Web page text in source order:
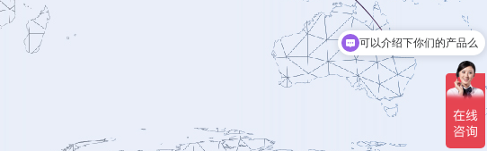
可以介绍下你们的产品么